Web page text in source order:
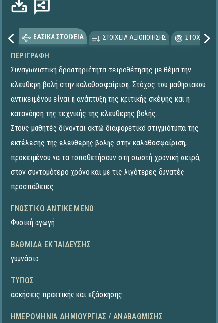
ΒΑΣΙΚΑ ΣΤΟΙΧΕΙΑ ΣΤΟΙΧΕΙΑ ΑΞΙΟΠΟΙΗΣΗΣ
ΠΕΡΙΓΡΑΦΉ
Συναγωνιστική δραστηριότητα σειροθέτησης με θέμα την
ελεύθερη βολή στην καλαθοσφαίριση. Στόχος του μαθησιακού
αντικειμένου είναι η ανάπτυξη της κριτικής σκέψης και η
κατανόηση της τεχνικής της ελεύθερης βολής.
Στους μαθητές δίνονται οκτώ διαφορετικά στιγμιότυπα της
εκτέλεσης της ελεύθερης βολής στην καλαθοσφαίριση,
προκειμένου να τα τοποθετήσουν στη σωστή χρονική σειρά,
στον συντομότερο χρόνο και με τις λιγότερες δυνατές
προσπάθειες.
ΓΝΩΣΤΙΚΌ ΑΝΤΙΚΕΊΜΕΝΟ
Φυσική αγωγή
ΒΑΘΜΊΔΑ ΕΚΠΑΊΔΕΥΣΗΣ
γυμνάσιο
ΤΎΠΟΣ
ασκήσεις πρακτικής και εξάσκησης
ΗΜΕΡΟΜΗΝΊΑ ΔΗΜΙΟΥΡΓΊΑΣ / ΑΝΑΒΆΘΜΙΣΗΣ